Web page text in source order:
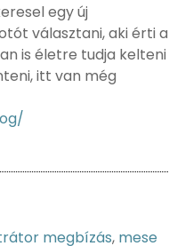
egy új
választani, aki érti a
is életre tudja kelteni
itt van még
megbízás, mese